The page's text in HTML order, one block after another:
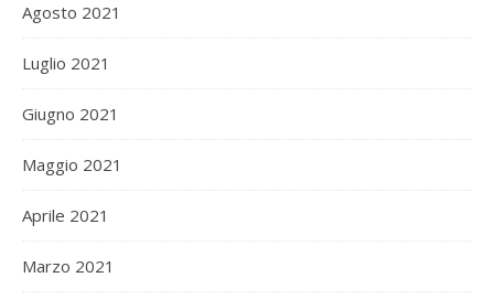
Agosto 2021
Luglio 2021
Giugno 2021
Maggio 2021
Aprile 2021
Marzo 2021